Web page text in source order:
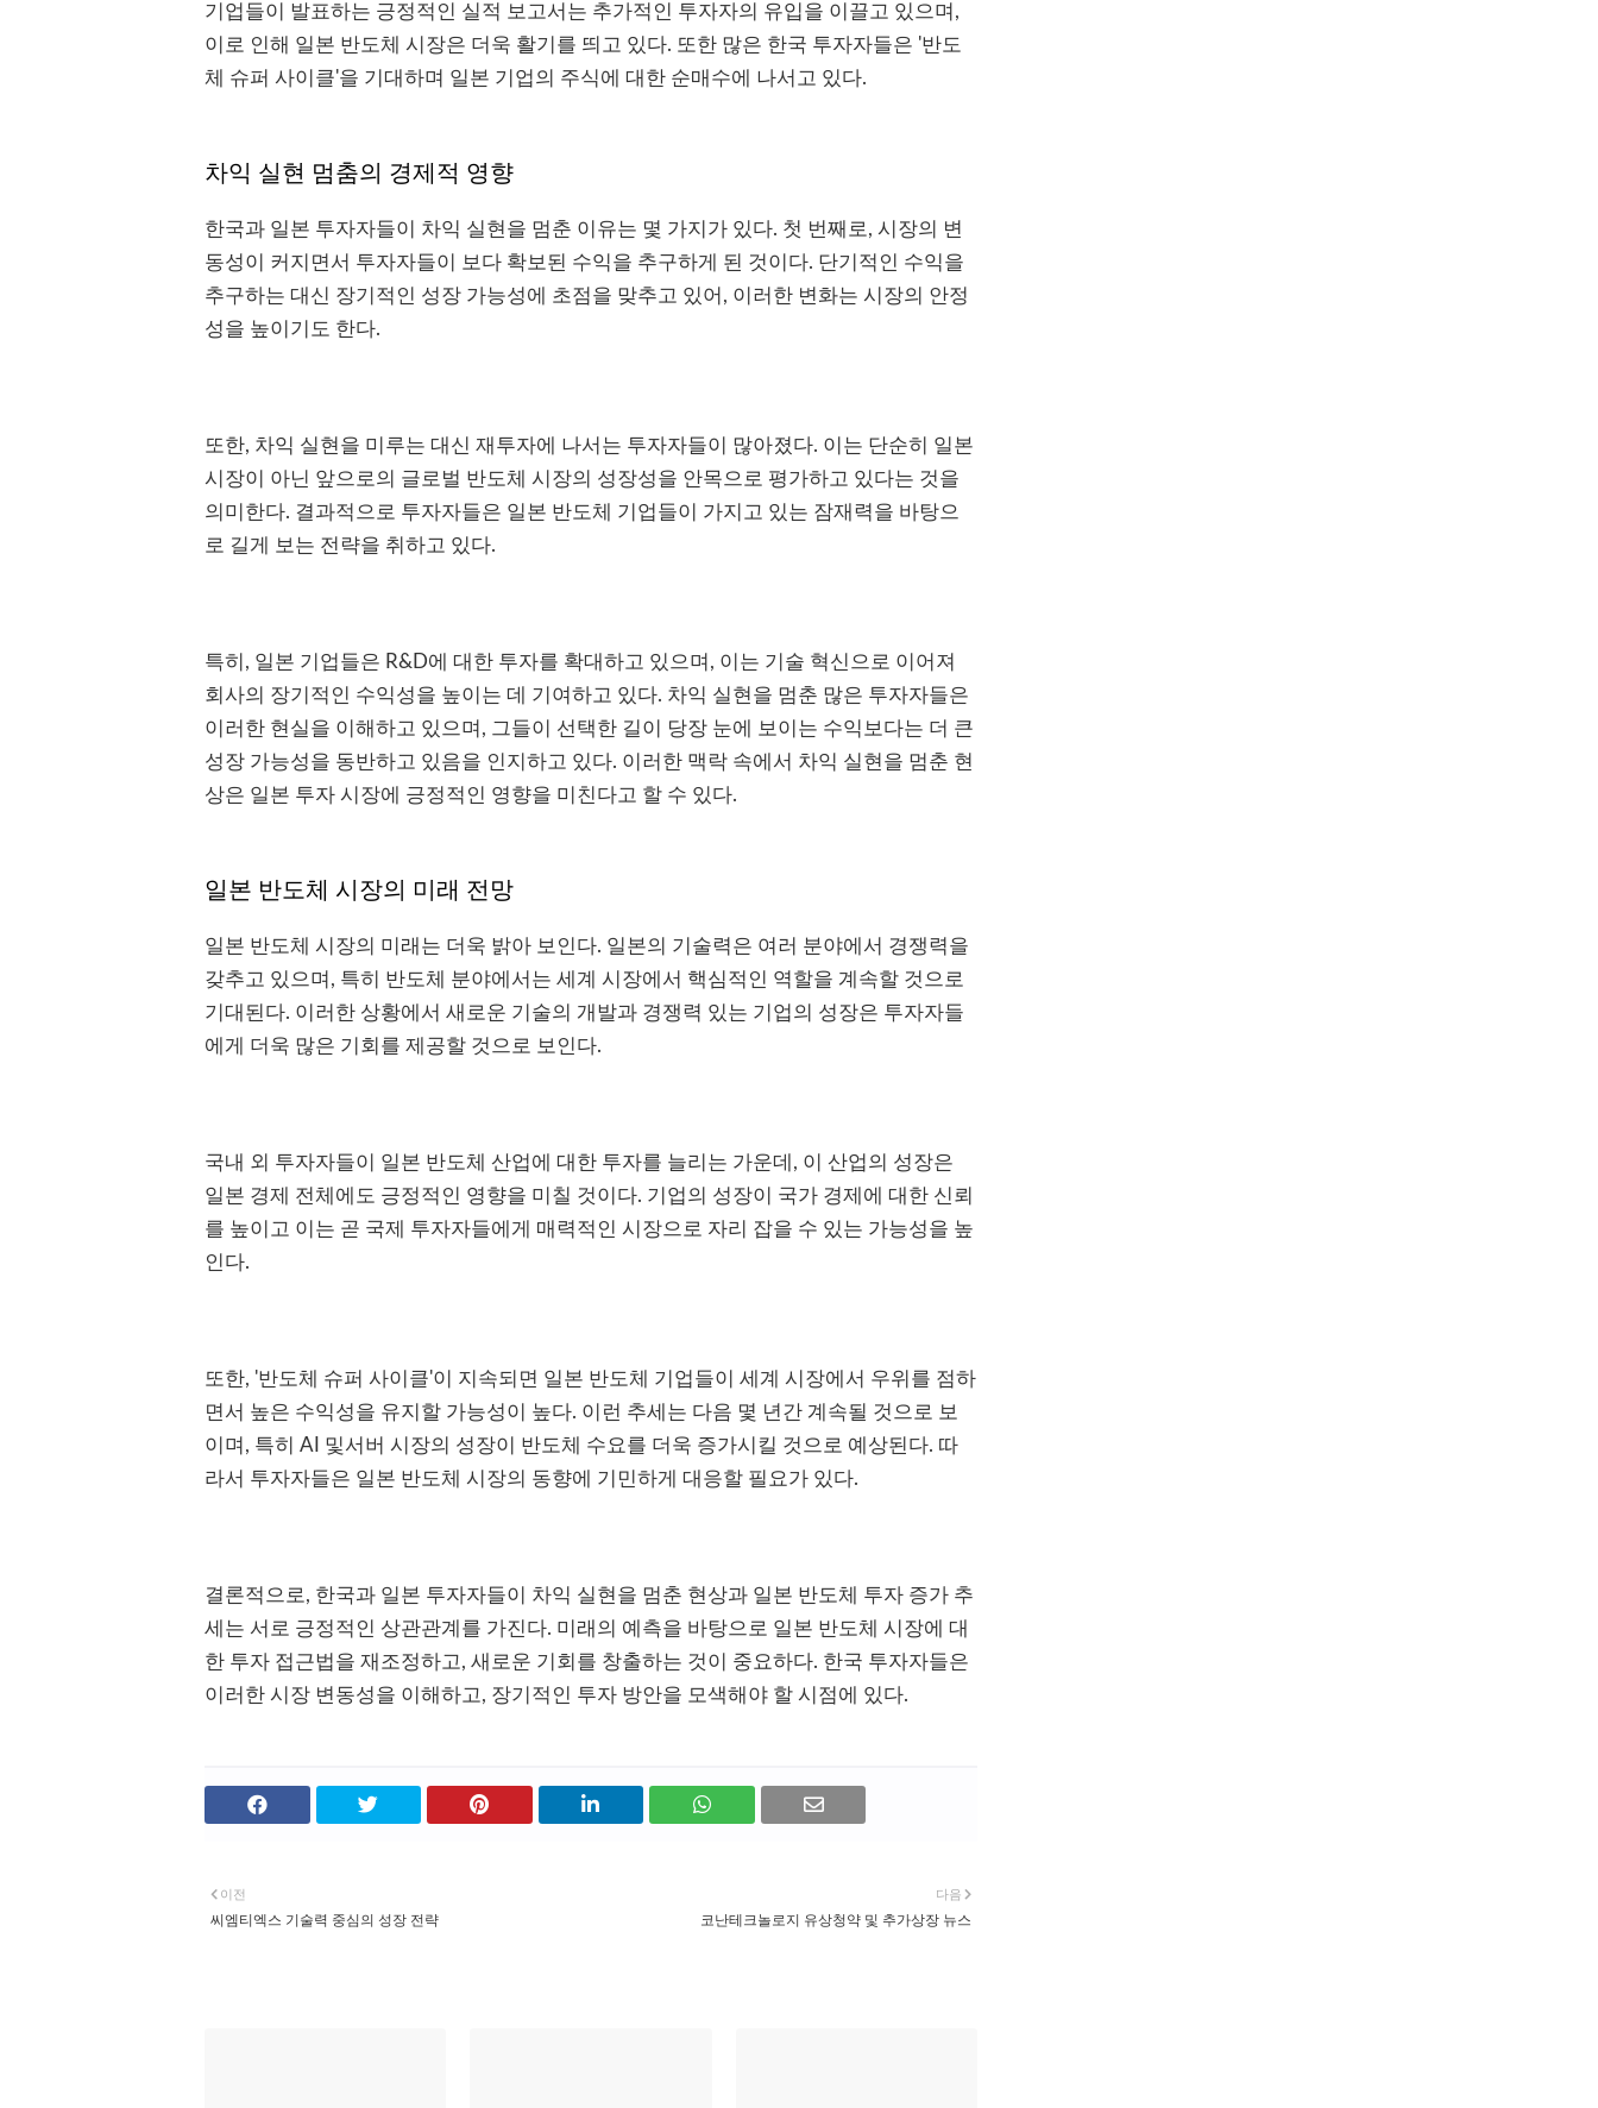
기업들이 발표하는 긍정적인 실적 보고서는 추가적인 투자자의 유입을 이끌고 있으며,
이로 인해 일본 반도체 시장은 더욱 활기를 띄고 있다. 또한 많은 한국 투자자들은 '반도
체 슈퍼 사이클'을 기대하며 일본 기업의 주식에 대한 순매수에 나서고 있다.
차익 실현 멈춤의 경제적 영향
한국과 일본 투자자들이 차익 실현을 멈춘 이유는 몇 가지가 있다. 첫 번째로, 시장의 변
동성이 커지면서 투자자들이 보다 확보된 수익을 추구하게 된 것이다. 단기적인 수익을
추구하는 대신 장기적인 성장 가능성에 초점을 맞추고 있어, 이러한 변화는 시장의 안정
성을 높이기도 한다.
또한, 차익 실현을 미루는 대신 재투자에 나서는 투자자들이 많아졌다. 이는 단순히 일본
시장이 아닌 앞으로의 글로벌 반도체 시장의 성장성을 안목으로 평가하고 있다는 것을
의미한다. 결과적으로 투자자들은 일본 반도체 기업들이 가지고 있는 잠재력을 바탕으
로 길게 보는 전략을 취하고 있다.
특히, 일본 기업들은 R&D에 대한 투자를 확대하고 있으며, 이는 기술 혁신으로 이어져
회사의 장기적인 수익성을 높이는 데 기여하고 있다. 차익 실현을 멈춘 많은 투자자들은
이러한 현실을 이해하고 있으며, 그들이 선택한 길이 당장 눈에 보이는 수익보다는 더 큰
성장 가능성을 동반하고 있음을 인지하고 있다. 이러한 맥락 속에서 차익 실현을 멈춘 현
상은 일본 투자 시장에 긍정적인 영향을 미친다고 할 수 있다.
일본 반도체 시장의 미래 전망
일본 반도체 시장의 미래는 더욱 밝아 보인다. 일본의 기술력은 여러 분야에서 경쟁력을
갖추고 있으며, 특히 반도체 분야에서는 세계 시장에서 핵심적인 역할을 계속할 것으로
기대된다. 이러한 상황에서 새로운 기술의 개발과 경쟁력 있는 기업의 성장은 투자자들
에게 더욱 많은 기회를 제공할 것으로 보인다.
국내 외 투자자들이 일본 반도체 산업에 대한 투자를 늘리는 가운데, 이 산업의 성장은
일본 경제 전체에도 긍정적인 영향을 미칠 것이다. 기업의 성장이 국가 경제에 대한 신뢰
를 높이고 이는 곧 국제 투자자들에게 매력적인 시장으로 자리 잡을 수 있는 가능성을 높
인다.
또한, '반도체 슈퍼 사이클'이 지속되면 일본 반도체 기업들이 세계 시장에서 우위를 점하
면서 높은 수익성을 유지할 가능성이 높다. 이런 추세는 다음 몇 년간 계속될 것으로 보
이며, 특히 AI 및서버 시장의 성장이 반도체 수요를 더욱 증가시킬 것으로 예상된다. 따
라서 투자자들은 일본 반도체 시장의 동향에 기민하게 대응할 필요가 있다.
결론적으로, 한국과 일본 투자자들이 차익 실현을 멈춘 현상과 일본 반도체 투자 증가 추
세는 서로 긍정적인 상관관계를 가진다. 미래의 예측을 바탕으로 일본 반도체 시장에 대
한 투자 접근법을 재조정하고, 새로운 기회를 창출하는 것이 중요하다. 한국 투자자들은
이러한 시장 변동성을 이해하고, 장기적인 투자 방안을 모색해야 할 시점에 있다.
다음
코난테크놀로지 유상청약 및 추가상장 뉴스
이전
씨엠티엑스 기술력 중심의 성장 전략